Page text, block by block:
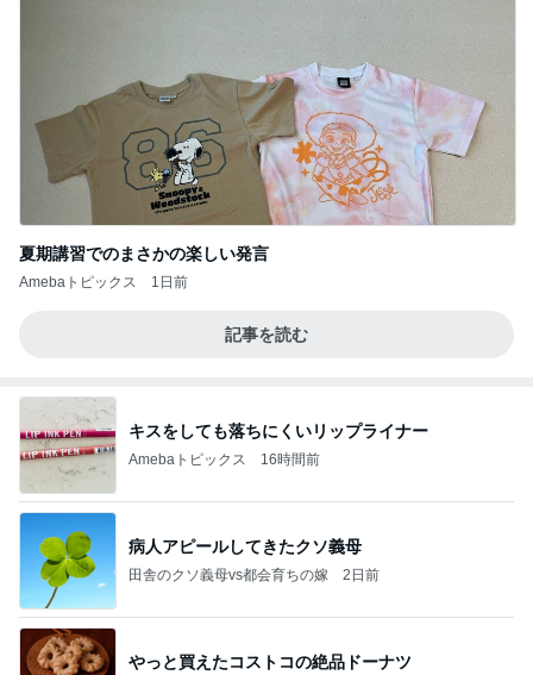
夏期講習でのまさかの楽しい発言
Amebaトピックス 1日前
記事を読む
キスをしても落ちにくいリップライナー
Amebaトピックス 16時間前
病人アピールしてきたクソ義母
田舎のクソ義母vs都会育ちの嫁 2日前
やっと買えたコストコの絶品ドーナツ